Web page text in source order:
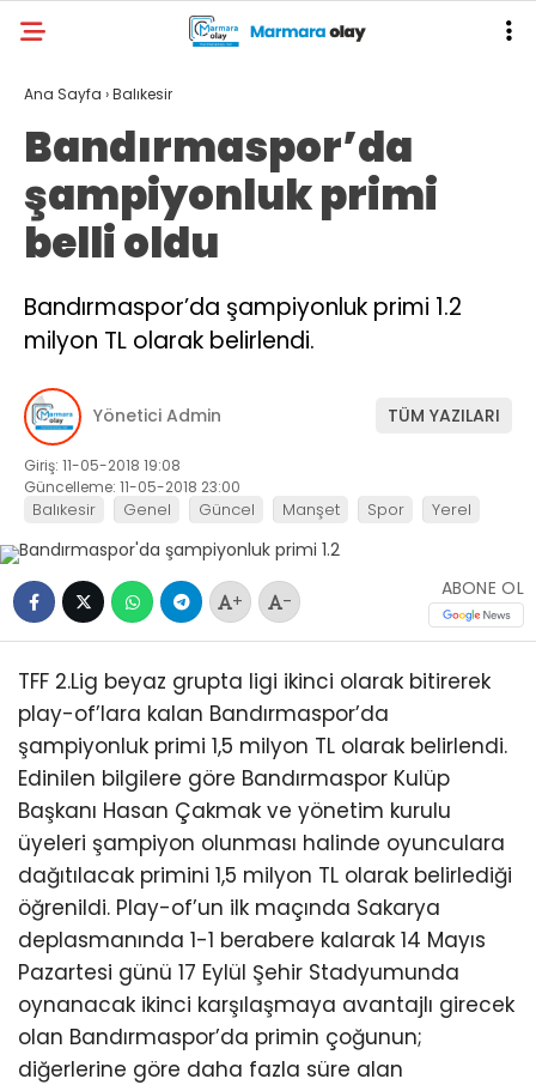
Ana Sayfa ›Balıkesir
Bandırmaspor’da
şampiyonluk primi
belli oldu
Bandırmaspor’da şampiyonluk primi 1.2
milyon TL olarak belirlendi.
Yönetici Admin TÜM YAZILARI
Giriş: 11-05-2018 19:08
Güncelleme: 11-05-2018 23:00
Balıkesir Genel Güncel Manşet Spor Yerel
+ -
ABONE OL
TFF 2.Lig beyaz grupta ligi ikinci olarak bitirerek
play-of’lara kalan Bandırmaspor’da
şampiyonluk primi 1,5 milyon TL olarak belirlendi.
Edinilen bilgilere göre Bandırmaspor Kulüp
Başkanı Hasan Çakmak ve yönetim kurulu
üyeleri şampiyon olunması halinde oyunculara
dağıtılacak primini 1,5 milyon TL olarak belirlediği
öğrenildi. Play-of’un ilk maçında Sakarya
deplasmanında 1-1 berabere kalarak 14 Mayıs
Pazartesi günü 17 Eylül Şehir Stadyumunda
oynanacak ikinci karşılaşmaya avantajlı girecek
olan Bandırmaspor’da primin çoğunun;
diğerlerine göre daha fazla süre alan